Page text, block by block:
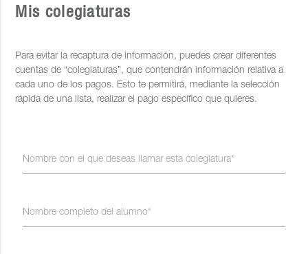
Mis colegiaturas
Para evitar la recaptura de información, puedes crear diferentes
cuentas de “colegiaturas”, que contendrán información relativa a
cada uno de los pagos. Esto te permitirá, mediante la selección
rápida de una lista, realizar el pago específico que quieres.
Nombre con el que deseas llamar esta colegiatura*
Nombre completo del alumno*